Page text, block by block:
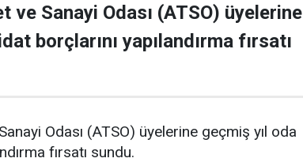
ve Sanayi Odası (ATSO) üyelerine
borçlarını yapılandırma fırsatı
Odası (ATSO) üyelerine geçmiş yıl oda
fırsatı sundu.